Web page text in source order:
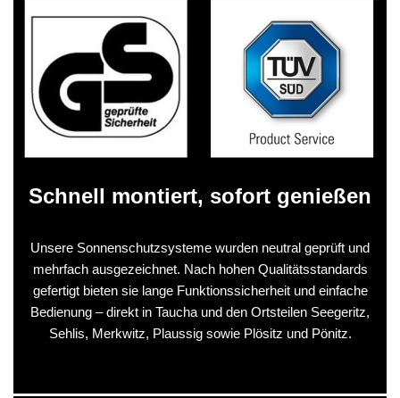
Schnell montiert, sofort genießen
Unsere Sonnenschutzsysteme wurden neutral geprüft und
mehrfach ausgezeichnet. Nach hohen Qualitätsstandards
gefertigt bieten sie lange Funktionssicherheit und einfache
Bedienung – direkt in Taucha und den Ortsteilen Seegeritz,
Sehlis, Merkwitz, Plaussig sowie Plösitz und Pönitz.